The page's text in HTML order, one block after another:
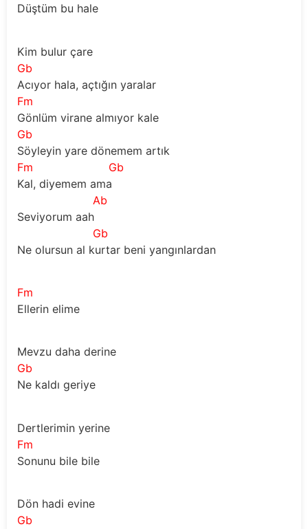
Düştüm bu hale
Kim bulur çare
Gb
Acıyor hala, açtığın yaralar
Fm
Gönlüm virane almıyor kale
Gb
Söyleyin yare dönemem artık
Fm
Gb
Kal, diyemem ama
Ab
Seviyorum aah
Gb
Ne olursun al kurtar beni yangınlardan
Fm
Ellerin elime
Mevzu daha derine
Gb
Ne kaldı geriye
Dertlerimin yerine
Fm
Sonunu bile bile
Dön hadi evine
Gb